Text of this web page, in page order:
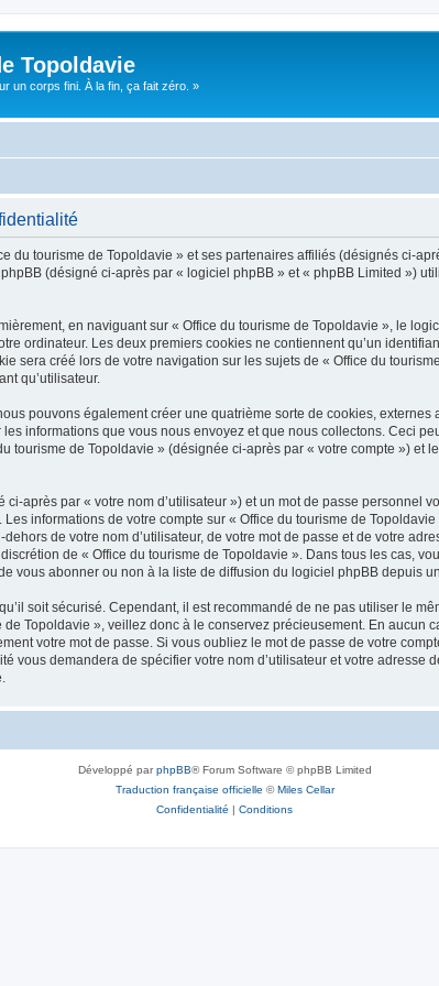
Topoldavie
un corps fini. À la fin, ça fait zéro. »
tourisme de Topoldavie » et ses partenaires affiliés (désignés ci-
(désigné ci-après par « logiciel phpBB » et « phpBB Limited »)
en naviguant sur « Office du tourisme de Topoldavie », le
ordinateur. Les deux premiers cookies ne contiennent qu’un
sera créé lors de votre navigation sur les sujets de « Office du
qu’utilisateur.
pouvons également créer une quatrième sorte de cookies,
informations que vous nous envoyez et que nous collectons. Ceci
tourisme de Topoldavie » (désignée ci-après par « votre compte »)
après par « votre nom d’utilisateur ») et un mot de passe personnel
informations de votre compte sur « Office du tourisme de
de votre nom d’utilisateur, de votre mot de passe et de votre
de « Office du tourisme de Topoldavie ». Dans tous les cas,
vous abonner ou non à la liste de diffusion du logiciel phpBB depuis
soit sécurisé. Cependant, il est recommandé de ne pas utiliser le
Topoldavie », veillez donc à le conservez précieusement. En aucun
votre mot de passe. Si vous oubliez le mot de passe de votre
vous demandera de spécifier votre nom d’utilisateur et votre
Développé parphpBB® Forum Software © phpBB Limited
Traduction française officielle ©Miles Cellar
Confidentialité | Conditions